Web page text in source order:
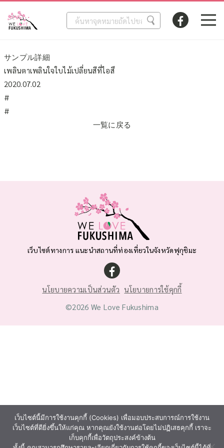
サンプル詳細
เพลินตาเพลินใจใบไม้เปลี่ยนสีที่ไอสึ
2020.07.02
#
#
一覧に戻る
เว็บไซต์ทางการ แนะนำสถานที่ท่องเที่ยวในจังหวัดฟุกุชิมะ
นโยบายความเป็นส่วนตัว นโยบายการใช้คุกกี้
©2026 We Love Fukushima
เว็บไซต์นี้มีการใช้งานคุกกี้ (Cookies) เพื่อมอบประสบการณ์การใช้งาน
เว็บไซต์ที่ดียิ่งขึ้นให้แก่คุณ หากคุณยังใช้งานต่อโดยไม่ปฏิเสธคุกกี้ เราจะ
เก็บคุกกี้เพื่อวัตถุประสงค์ข้างต้น